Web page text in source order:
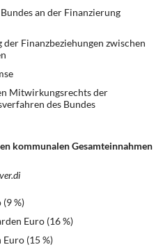
an der Finanzierung
Finanzbeziehungen zwischen
Mitwirkungsrechts der
des Bundes
kommunalen Gesamteinnahmen
%)
Euro (16 %)
(15 %)